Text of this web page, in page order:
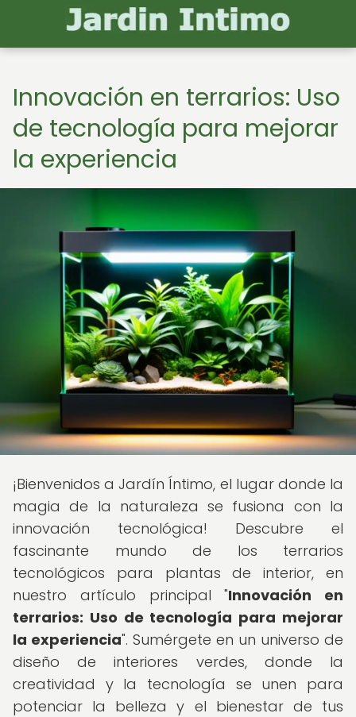
Innovación en terrarios: Uso
de tecnología para mejorar
la experiencia
¡Bienvenidos a Jardín Íntimo, el lugar donde la
magia de la naturaleza se fusiona con la
innovación tecnológica! Descubre el
fascinante mundo de los terrarios
tecnológicos para plantas de interior, en
nuestro artículo principal "Innovación en
terrarios: Uso de tecnología para mejorar
la experiencia". Sumérgete en un universo de
diseño de interiores verdes, donde la
creatividad y la tecnología se unen para
potenciar la belleza y el bienestar de tus